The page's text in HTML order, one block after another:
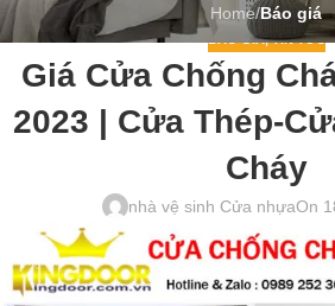
Home/Báo giá
BÁO GIÁ,TIN TỨC
Giá Cửa Chống
2023 | Cửa Thép-
Cháy
nhà vệ sinh Cửa nhựaOn